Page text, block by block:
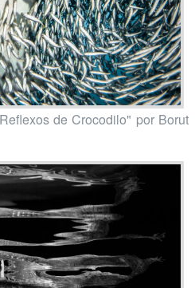
de Crocodilo" por Borut